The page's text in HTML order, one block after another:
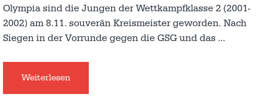
Olympia sind die Jungen der Wettkampfklasse 2 (2001-
2002) am 8.11. souverän Kreismeister geworden. Nach
Siegen in der Vorrunde gegen die GSG und das …
Weiterlesen